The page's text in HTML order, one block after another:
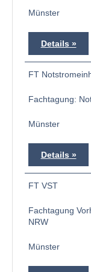
Münster
Details
FT
Fachtagung:
Münster
Details
FT VST
Fachtagung
NRW
Münster